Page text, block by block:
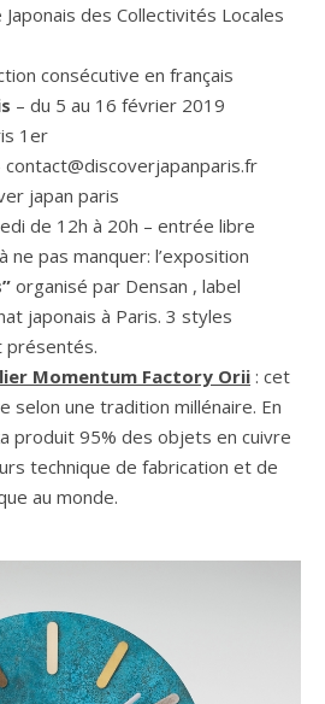
des Collectivités Locales
consécutive en français
– du 5 au 16 février 2019
1er
japan paris
de 12h à 20h – entrée libre
ne pas manquer: l’exposition
organisé par Densan , label
japonais à Paris. 3 styles
présentés.
Momentum Factory Orii : cet
selon une tradition millénaire. En
produit 95% des objets en cuivre
technique de fabrication et de
au monde.